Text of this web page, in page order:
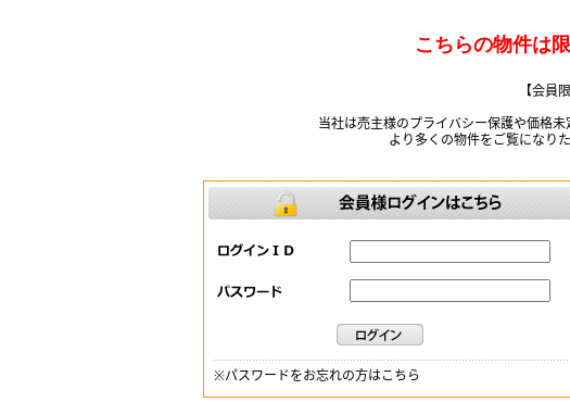
こちらの物件は
【会員
当社は売主様のプライバシー保護や価格
より多くの物件をご覧になり
※パスワードをお忘れの方はこちら